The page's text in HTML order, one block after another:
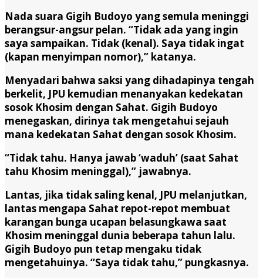
Nada suara Gigih Budoyo yang semula meninggi
berangsur-angsur pelan. “Tidak ada yang ingin
saya sampaikan. Tidak (kenal). Saya tidak ingat
(kapan menyimpan nomor),” katanya.
Menyadari bahwa saksi yang dihadapinya tengah
berkelit, JPU kemudian menanyakan kedekatan
sosok Khosim dengan Sahat. Gigih Budoyo
menegaskan, dirinya tak mengetahui sejauh
mana kedekatan Sahat dengan sosok Khosim.
“Tidak tahu. Hanya jawab ‘waduh’ (saat Sahat
tahu Khosim meninggal),” jawabnya.
Lantas, jika tidak saling kenal, JPU melanjutkan,
lantas mengapa Sahat repot-repot membuat
karangan bunga ucapan belasungkawa saat
Khosim meninggal dunia beberapa tahun lalu.
Gigih Budoyo pun tetap mengaku tidak
mengetahuinya. “Saya tidak tahu,” pungkasnya.